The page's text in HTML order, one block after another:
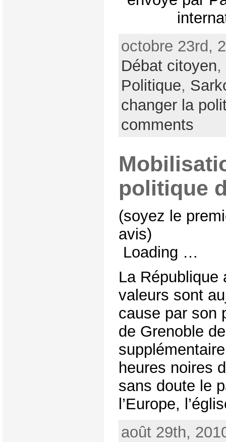
octobre 23rd,
Débat citoyen,
Politique,
changer la
comments
politique
(soyez le
avis)
Loading …
La République
valeurs sont
cause par son
de Grenoble
heures noires
sans doute le
l’Europe,
août 29th,